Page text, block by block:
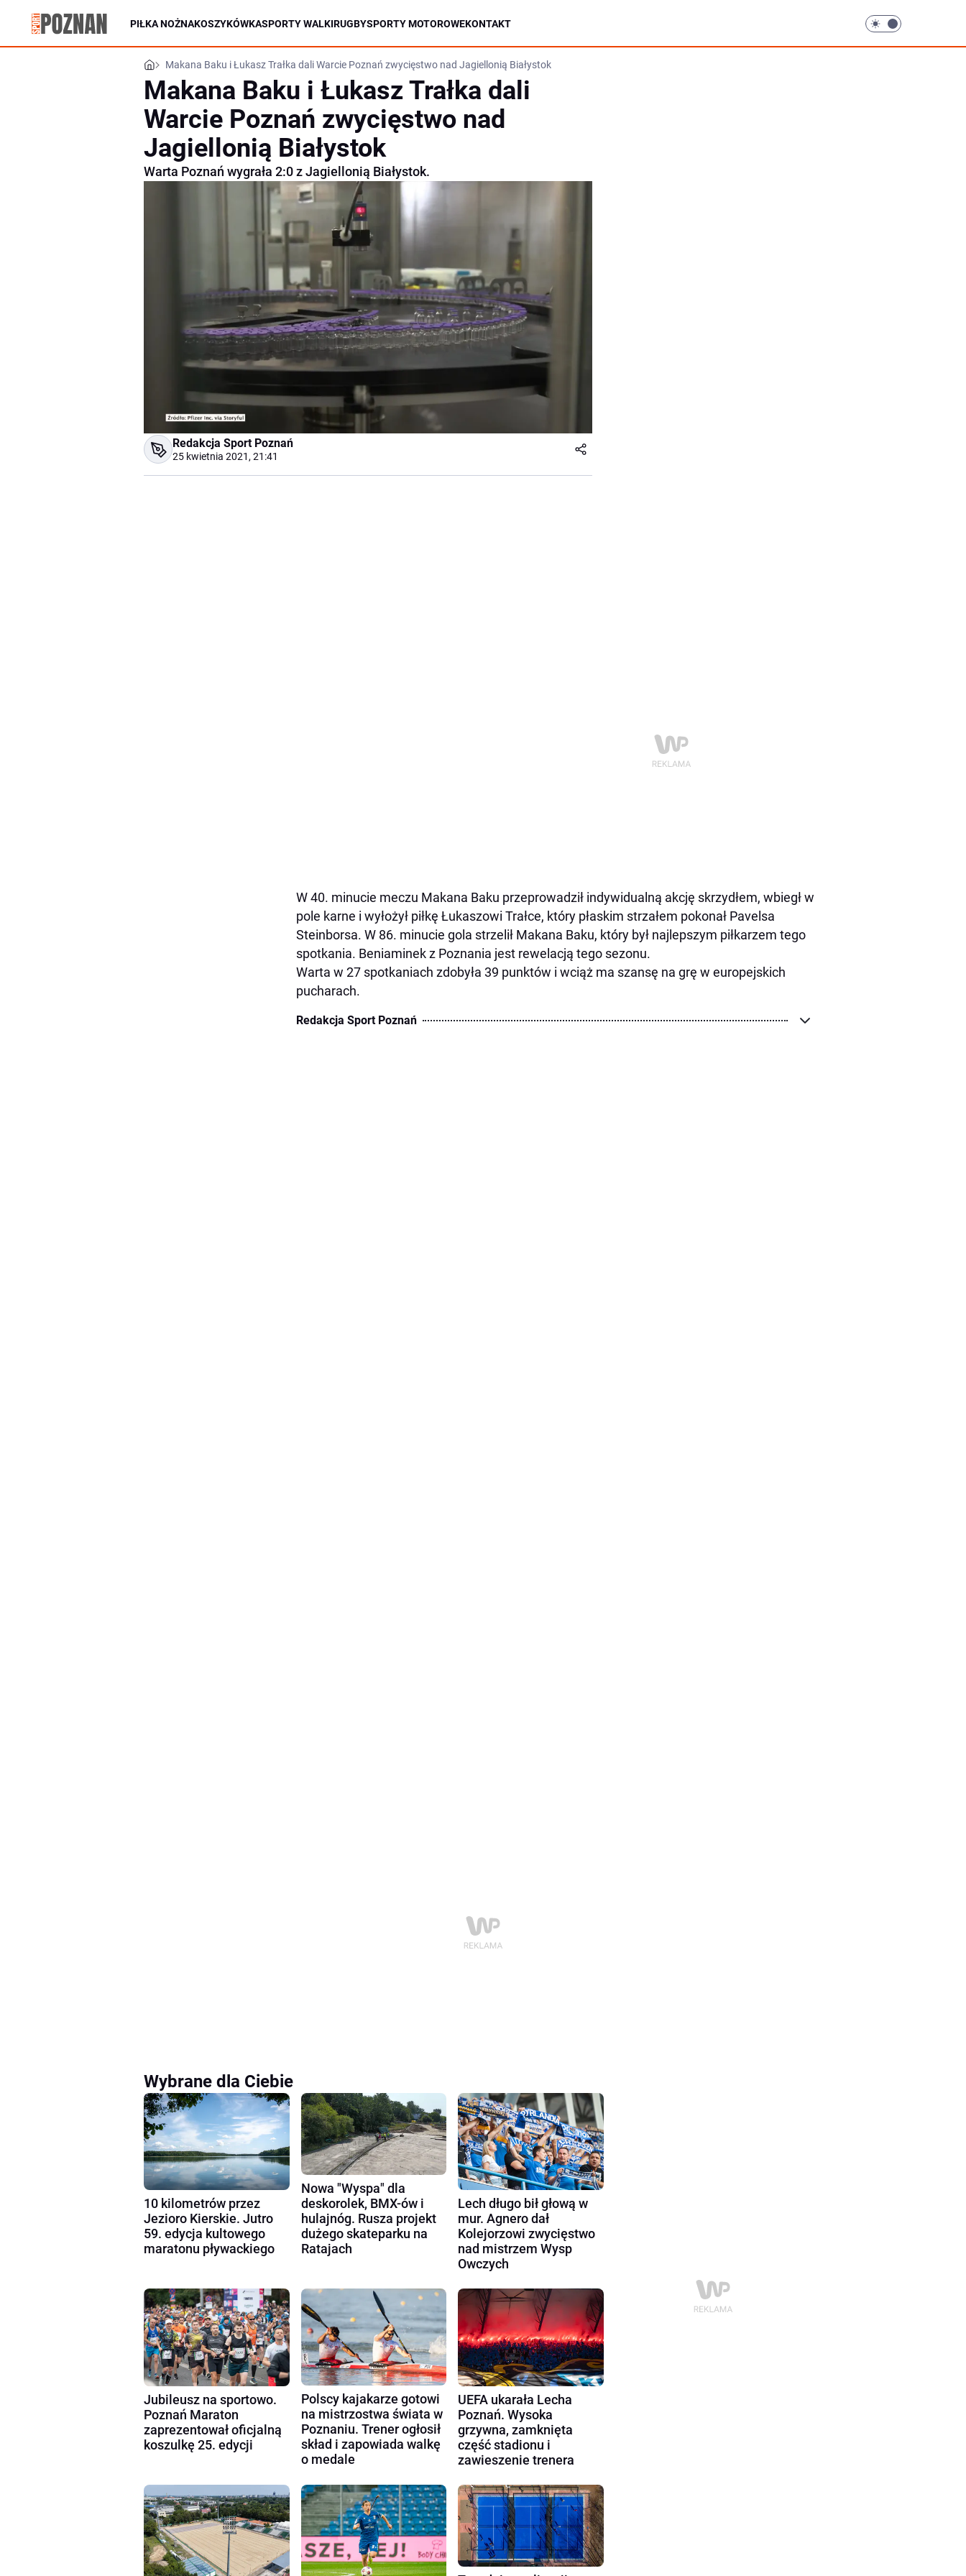
PIŁKA NOŻNAKOSZYKÓWKASPORTY WALKIRUGBYSPORTY MOTOROWEKONTAKT
Makana Baku i Łukasz Trałka dali Warcie Poznań zwycięstwo nad Jagiellonią Białystok
Makana Baku i Łukasz Trałka dali
Warcie Poznań zwycięstwo nad
Jagiellonią Białystok
Warta Poznań wygrała 2:0 z Jagiellonią Białystok.
Redakcja Sport Poznań
25 kwietnia 2021, 21:41
W 40. minucie meczu Makana Baku przeprowadził indywidualną akcję skrzydłem, wbiegł w
pole karne i wyłożył piłkę Łukaszowi Trałce, który płaskim strzałem pokonał Pavelsa
Steinborsa. W 86. minucie gola strzelił Makana Baku, który był najlepszym piłkarzem tego
spotkania. Beniaminek z Poznania jest rewelacją tego sezonu.
Warta w 27 spotkaniach zdobyła 39 punktów i wciąż ma szansę na grę w europejskich
pucharach.
Redakcja Sport Poznań
Wybrane dla Ciebie
10 kilometrów przez
Jezioro Kierskie. Jutro
59. edycja kultowego
maratonu pływackiego
Nowa "Wyspa" dla
deskorolek, BMX-ów i
hulajnóg. Rusza projekt
dużego skateparku na
Ratajach
Lech długo bił głową w
mur. Agnero dał
Kolejorzowi zwycięstwo
nad mistrzem Wysp
Owczych
Jubileusz na sportowo.
Poznań Maraton
zaprezentował oficjalną
koszulkę 25. edycji
Polscy kajakarze gotowi
na mistrzostwa świata w
Poznaniu. Trener ogłosił
skład i zapowiada walkę
o medale
UEFA ukarała Lecha
Poznań. Wysoka
grzywna, zamknięta
część stadionu i
zawieszenie trenera